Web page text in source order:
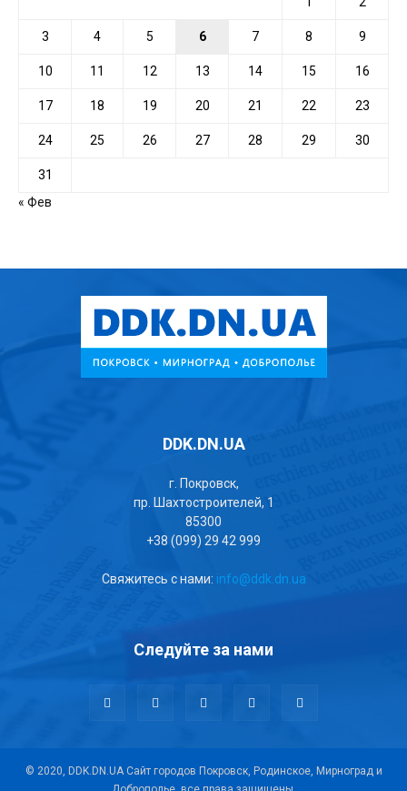
3 4 5 6 7 8 9
10 11 12 13 14 15 16
17 18 19 20 21 22 23
24 25 26 27 28 29 30
31
« Фев
DDK.DN.UA
г. Покровск,
пр. Шахтостроителей, 1
85300
+38 (099) 29 42 999
Свяжитесь с нами: info@ddk.dn.ua
Следуйте за нами
© 2020, DDK.DN.UA Сайт городов Покровск, Родинское, Мирноград и